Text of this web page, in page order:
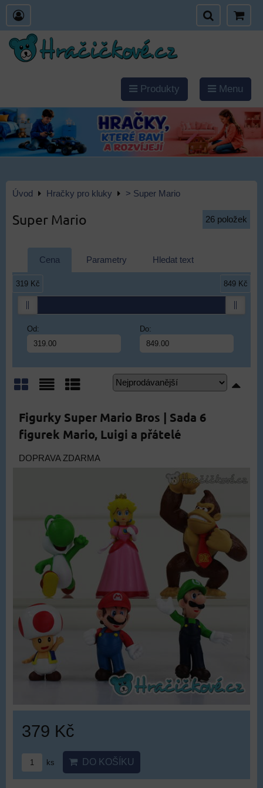
Produkty Menu
Úvod Hračky pro kluky > Super Mario
Super Mario 26 položek
Cena Parametry Hledat text
Od: Do:
319 Kč 849 Kč
Figurky Super Mario Bros | Sada 6
figurek Mario, Luigi a přátelé
DOPRAVA ZDARMA
379 Kč
ks DO KOŠÍKU